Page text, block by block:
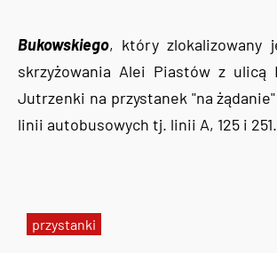
przystanki
Bukowskiego, który zlokalizowany
skrzyżowania Alei Piastów z ulicą
Jutrzenki na przystanek "na
linii autobusowych tj. linii A, 125 i 251.